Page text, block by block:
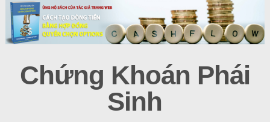
Chứng Khoán Phái
Sinh